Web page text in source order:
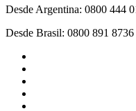
Desde Argentina: 0800 444
Desde Brasil: 0800 891 8736